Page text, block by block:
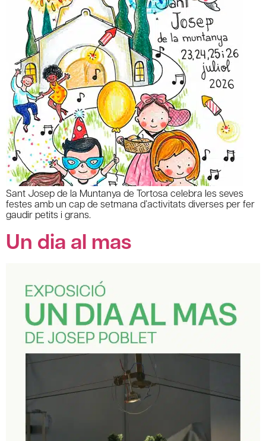
Sant Josep de la Muntanya de Tortosa celebra les seves
festes amb un cap de setmana d’activitats diverses per fer
gaudir petits i grans.
Un dia al mas